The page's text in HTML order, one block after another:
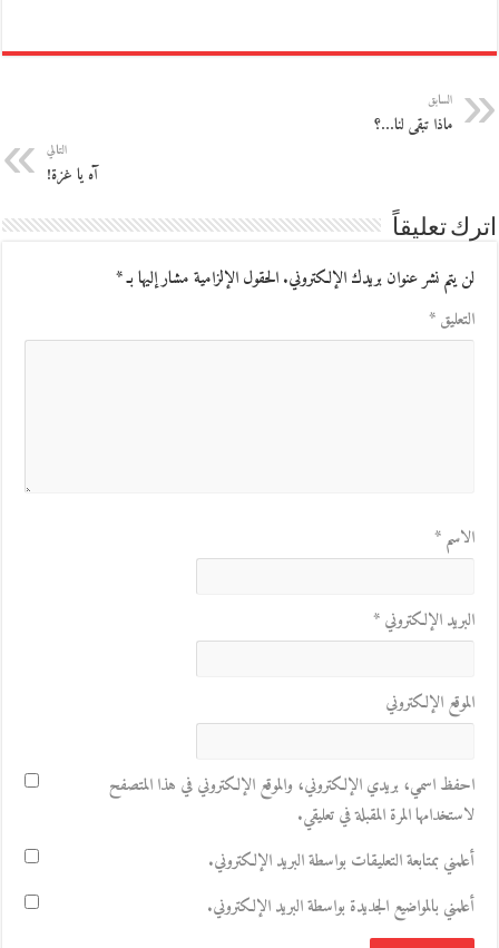
السابق
ماذا تبقى لنا…؟
التالي
آه يا غزة!
اترك تعليقاً
لن يتم نشر عنوان بريدك الإلكتروني.الحقول الإلزامية مشار إليها بـ*
التعليق*
الاسم*
البريد الإلكتروني*
الموقع الإلكتروني
احفظ اسمي، بريدي الإلكتروني، والموقع الإلكتروني في هذا المتصفح
لاستخدامها المرة المقبلة في تعليقي.
أعلمني بمتابعة التعليقات بواسطة البريد الإلكتروني.
أعلمني بالمواضيع الجديدة بواسطة البريد الإلكتروني.